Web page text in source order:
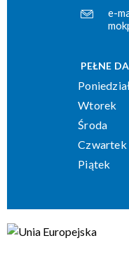
e-
PEŁNE
Wtorek
Środa
Czwartek
Piątek